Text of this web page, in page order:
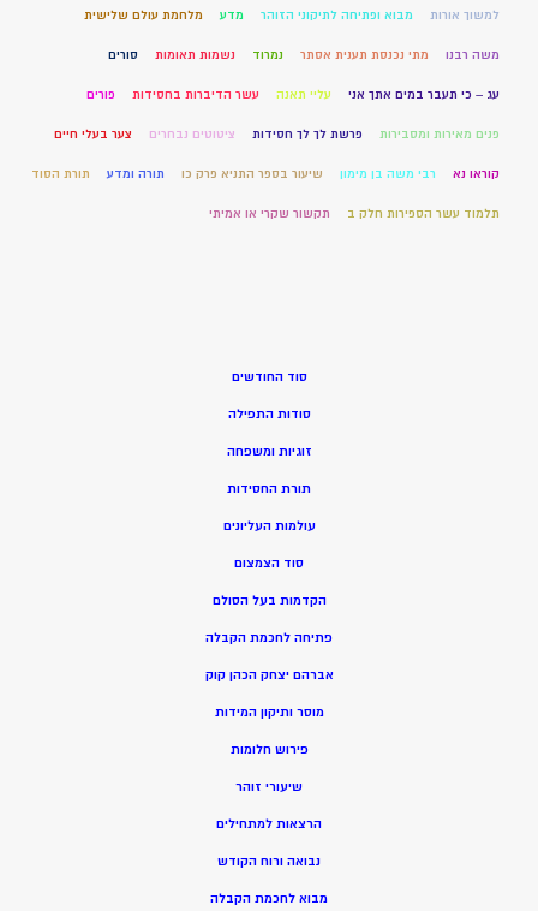
למשוך אורות מבוא ופתיחה לתיקוני הזוהר מדע מלחמת עולם שלישית
משה רבנו מתי נכנסת תענית אסתר נמרוד נשמות תאומות סורים
עג – כי תעבר במים אתך אני עליי תאנה עשר הדיברות בחסידות פורים
פנים מאירות ומסבירות פרשת לך לך חסידות ציטוטים נבחרים צער בעלי חיים
קוראו נא רבי משה בן מימון שיעור בספר התניא פרק כו תורה ומדע תורת הסוד
תלמוד עשר הספירות חלק ב תקשור שקרי או אמיתי
סוד החודשים
סודות התפילה
זוגיות ומשפחה
תורת החסידות
עולמות העליונים
סוד הצמצום
הקדמות בעל הסולם
פתיחה לחכמת הקבלה
אברהם יצחק הכהן קוק
מוסר ותיקון המידות
פירוש חלומות
שיעורי זוהר
הרצאות למתחילים
נבואה ורוח הקודש
מבוא לחכמת הקבלה